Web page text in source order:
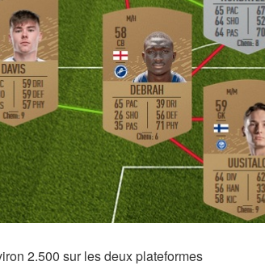
2.500 sur les deux plateformes